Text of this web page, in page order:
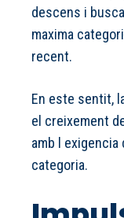
descens i
maxima
recent.
En este sentit,
el creixement
amb l exigencia
categoria.